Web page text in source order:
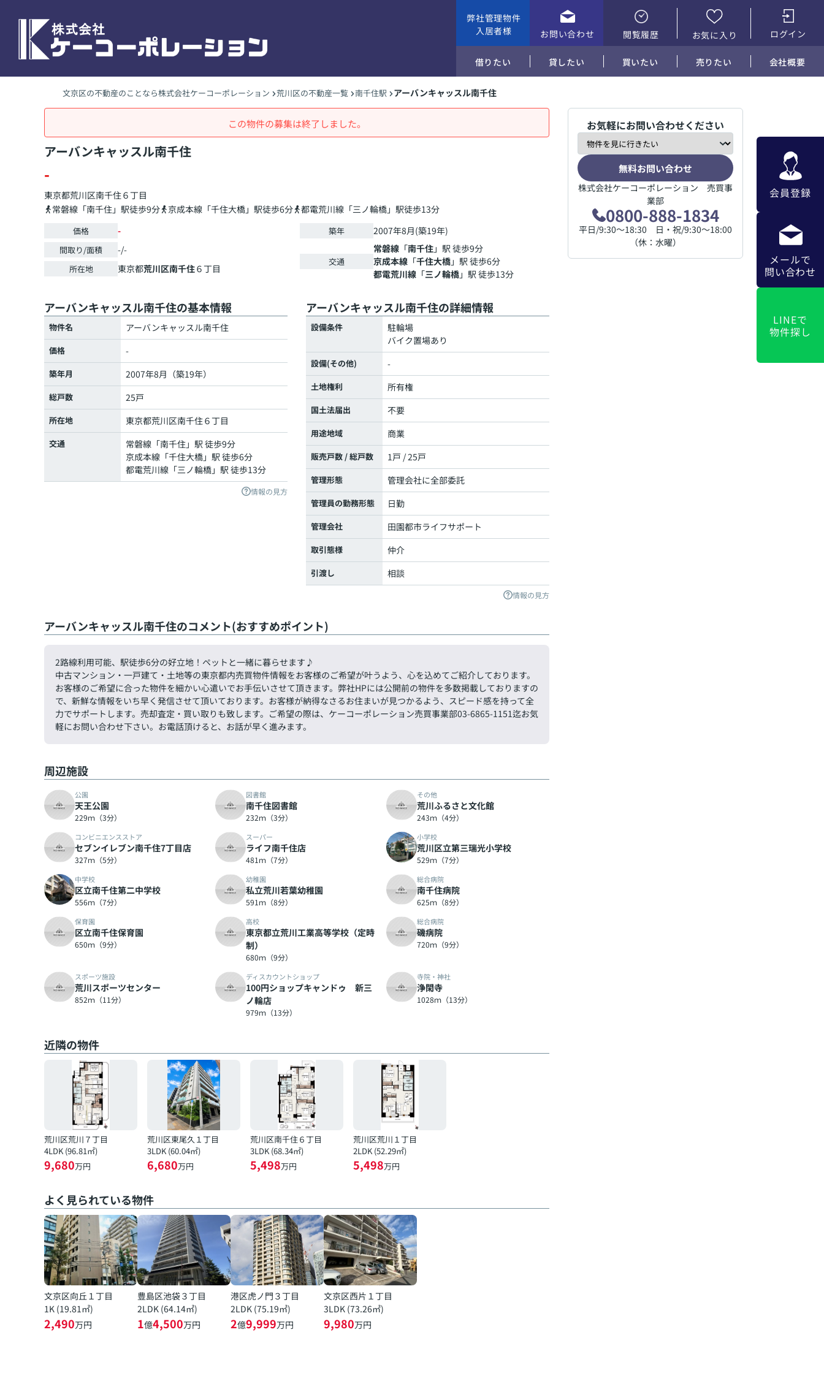
弊社管理物件
入居者様
お問い合わせ 閲覧履歴 お気に入り ログイン
借りたい 貸したい 買いたい 売りたい 会社概要
会員登録
メールで
問い合わせ
LINEで
物件探し
文京区の不動産のことなら株式会社ケーコーポレーション 荒川区の不動産一覧 南千住駅 アーバンキャッスル南千住
この物件の募集は終了しました。
アーバンキャッスル南千住
-
東京都荒川区南千住６丁目
常磐線「南千住」駅徒歩9分
京成本線「千住大橋」駅徒歩6分 都電荒川線「三ノ輪橋」駅徒歩13分
価格 -
間取り/面積 -/-
所在地 東京都荒川区南千住６丁目
築年 2007年8月(築19年)
交通
常磐線 「南千住」駅 徒歩9分
京成本線 「千住大橋」駅 徒歩6分
都電荒川線 「三ノ輪橋」駅 徒歩13分
アーバンキャッスル南千住の基本情報
物件名 アーバンキャッスル南千住
価格 -
築年月 2007年8月（築19年）
総戸数 25戸
所在地 東京都荒川区南千住６丁目
交通 常磐線 「南千住」駅 徒歩9分
京成本線 「千住大橋」駅 徒歩6分
都電荒川線 「三ノ輪橋」駅 徒歩13分
情報の見方
アーバンキャッスル南千住の詳細情報
設備条件
駐輪場
バイク置場あり
設備(その他) -
土地権利 所有権
国土法届出 不要
用途地域 商業
販売戸数 / 総戸数 1戸 / 25戸
管理形態 管理会社に全部委託
管理員の勤務形態 日勤
管理会社 田園都市ライフサポート
取引態様 仲介
引渡し 相談
情報の見方
アーバンキャッスル南千住のコメント(おすすめポイント)
2路線利用可能、駅徒歩6分の好立地！ペットと一緒に暮らせます♪
中古マンション・一戸建て・土地等の東京都内売買物件情報をお客様のご希望が叶うよう、心を込めてご紹介しております。
お客様のご希望に合った物件を細かい心遣いでお手伝いさせて頂きます。弊社HPには公開前の物件を多数掲載しておりますの
で、新鮮な情報をいち早く発信させて頂いております。お客様が納得なさるお住まいが見つかるよう、スピード感を持って全
力でサポートします。売却査定・買い取りも致します。ご希望の際は、ケーコーポレーション売買事業部03-6865-1151迄お気
軽にお問い合わせ下さい。お電話頂けると、お話が早く進みます。
周辺施設
公園
天王公園
229ｍ（3分）
図書館
南千住図書館
232ｍ（3分）
その他
荒川ふるさと文化館
243ｍ（4分）
コンビニエンスストア
セブンイレブン南千住7丁目店
327ｍ（5分）
スーパー
ライフ南千住店
481ｍ（7分）
小学校
荒川区立第三瑞光小学校
529ｍ（7分）
中学校
区立南千住第二中学校
556ｍ（7分）
幼稚園
私立荒川若葉幼稚園
591ｍ（8分）
総合病院
南千住病院
625ｍ（8分）
保育園
区立南千住保育園
650ｍ（9分）
高校
東京都立荒川工業高等学校（定時
制）
680ｍ（9分）
総合病院
磯病院
720ｍ（9分）
スポーツ施設
荒川スポーツセンター
852ｍ（11分）
ディスカウントショップ
100円ショップキャンドゥ 新三
ノ輪店
979ｍ（13分）
寺院・神社
浄閑寺
1028ｍ（13分）
近隣の物件
荒川区荒川７丁目
4LDK (96.81㎡)
9,680万円
荒川区東尾久１丁目
3LDK (60.04㎡)
6,680万円
荒川区南千住６丁目
3LDK (68.34㎡)
5,498万円
荒川区荒川１丁目
2LDK (52.29㎡)
5,498万円
よく見られている物件
文京区向丘１丁目
1K (19.81㎡)
2,490万円
豊島区池袋３丁目
2LDK (64.14㎡)
1億4,500万円
港区虎ノ門３丁目
2LDK (75.19㎡)
2億9,999万円
文京区西片１丁目
3LDK (73.26㎡)
9,980万円
お気軽にお問い合わせください
無料お問い合わせ
株式会社ケーコーポレーション 売買事
業部
0800-888-1834
平日/9:30～18:30 日・祝/9:30～18:00
（休：水曜）